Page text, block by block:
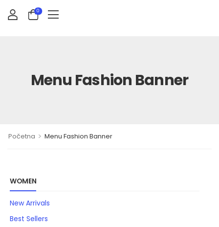
0
Menu Fashion Banner
Početna > Menu Fashion Banner
WOMEN
New Arrivals
Best Sellers